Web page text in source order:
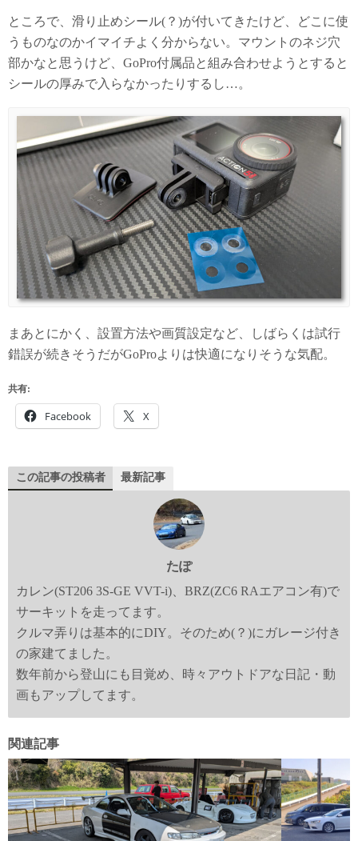
ところで、滑り止めシール(？)が付いてきたけど、どこに使
うものなのかイマイチよく分からない。マウントのネジ穴
部かなと思うけど、GoPro付属品と組み合わせようとすると
シールの厚みで入らなかったりするし…。
まあとにかく、設置方法や画質設定など、しばらくは試行
錯誤が続きそうだがGoProよりは快適になりそうな気配。
共有:
Facebook X
この記事の投稿者 最新記事
たぽ
カレン(ST206 3S-GE VVT-i)、BRZ(ZC6 RAエアコン有)で
サーキットを走ってます。
クルマ弄りは基本的にDIY。そのため(？)にガレージ付き
の家建てました。
数年前から登山にも目覚め、時々アウトドアな日記・動
画もアップしてます。
関連記事